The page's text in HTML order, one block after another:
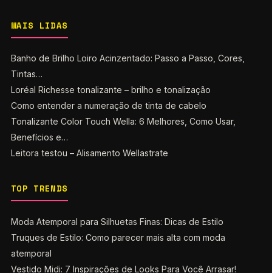
MAIS LIDAS
Banho de Brilho Loiro Acinzentado: Passo a Passo, Cores,
Tintas…
Loréal Richesse tonalizante – brilho e tonalização
Como entender a numeração de tinta de cabelo
Tonalizante Color Touch Wella: 6 Melhores, Como Usar,
Benefícios e…
Leitora testou – Alisamento Wellastrate
TOP TRENDS
Moda Atemporal para Silhuetas Finas: Dicas de Estilo
Truques de Estilo: Como parecer mais alta com moda
atemporal
Vestido Midi: 7 Inspirações de Looks Para Você Arrasar!